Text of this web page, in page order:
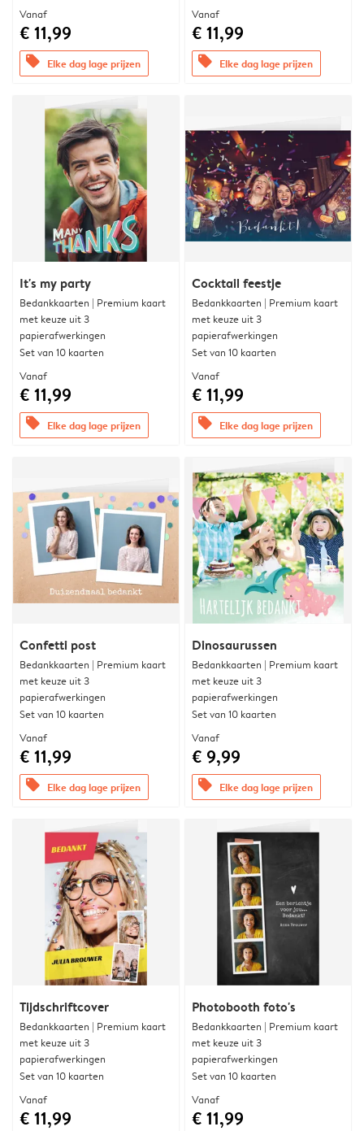
Vanaf
€ 11,99
offers Elke dag lage prijzen
Vanaf
€ 11,99
offers Elke dag lage prijzen
It's my party
Bedankkaarten | Premium kaart
met keuze uit 3
papierafwerkingen
Set van 10 kaarten
Vanaf
€ 11,99
offers Elke dag lage prijzen
Cocktail feestje
Bedankkaarten | Premium kaart
met keuze uit 3
papierafwerkingen
Set van 10 kaarten
Vanaf
€ 11,99
offers Elke dag lage prijzen
Confetti post
Bedankkaarten | Premium kaart
met keuze uit 3
papierafwerkingen
Set van 10 kaarten
Vanaf
€ 11,99
offers Elke dag lage prijzen
Dinosaurussen
Bedankkaarten | Premium kaart
met keuze uit 3
papierafwerkingen
Set van 10 kaarten
Vanaf
€ 9,99
offers Elke dag lage prijzen
Tijdschriftcover
Bedankkaarten | Premium kaart
met keuze uit 3
papierafwerkingen
Set van 10 kaarten
Vanaf
€ 11,99
Photobooth foto's
Bedankkaarten | Premium kaart
met keuze uit 3
papierafwerkingen
Set van 10 kaarten
Vanaf
€ 11,99